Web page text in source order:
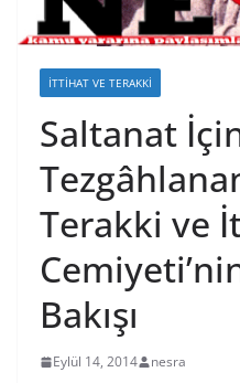
İTTIHAT VE TERAKKI
Saltanat
Terakki ve
Bakışı
Eylül 14, 2014 nesra